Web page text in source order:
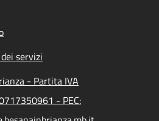
servizi
- Partita IVA
- PEC: